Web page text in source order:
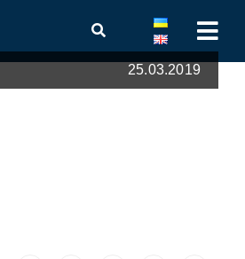
25.03.2019